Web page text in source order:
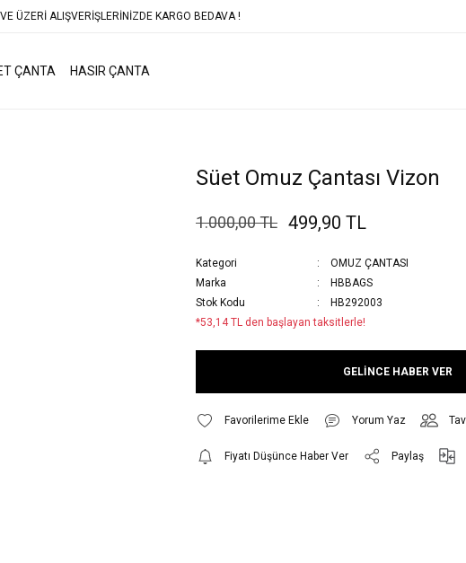
ÜZERİ ALIŞVERİŞLERİNİZDE KARGO BEDAVA !
ÇANTA HASIR ÇANTA
Süet Omuz Çantası Vizon
1.000,00 TL 499,90 TL
Kategori
OMUZ ÇANTASI
Marka
HBBAGS
Stok Kodu
HB292003
*53,14 TL den başlayan taksitlerle!
GELİNCE HABER VER
Yorum Yaz
Fiyatı Düşünce Haber Ver Paylaş